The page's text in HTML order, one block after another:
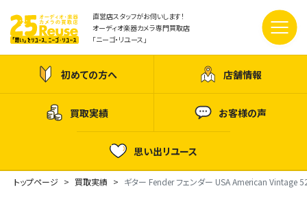
直営店スタッフがお伺いします！
オーディオ楽器カメラ専門買取店
「ニーゴ・リユース」
初めての方へ 店舗情報
買取実績 お客様の声
思い出リユース
トップページ 買取実績 ギター Fender フェンダー USA American Vintage